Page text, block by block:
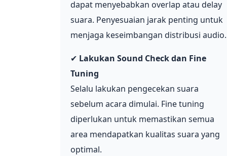
dapat menyebabkan overlap atau delay
suara. Penyesuaian jarak penting untuk
menjaga keseimbangan distribusi audio.
✔ Lakukan Sound Check dan Fine
Tuning
Selalu lakukan pengecekan suara
sebelum acara dimulai. Fine tuning
diperlukan untuk memastikan semua
area mendapatkan kualitas suara yang
optimal.